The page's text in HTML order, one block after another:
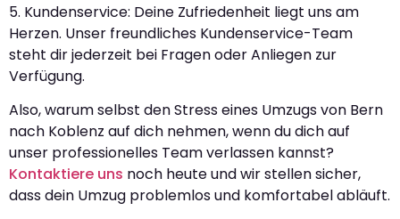
5. Kundenservice: Deine Zufriedenheit liegt uns am
Herzen. Unser freundliches Kundenservice-Team
steht dir jederzeit bei Fragen oder Anliegen zur
Verfügung.
Also, warum selbst den Stress eines Umzugs von Bern
nach Koblenz auf dich nehmen, wenn du dich auf
unser professionelles Team verlassen kannst?
Kontaktiere uns noch heute und wir stellen sicher,
dass dein Umzug problemlos und komfortabel abläuft.